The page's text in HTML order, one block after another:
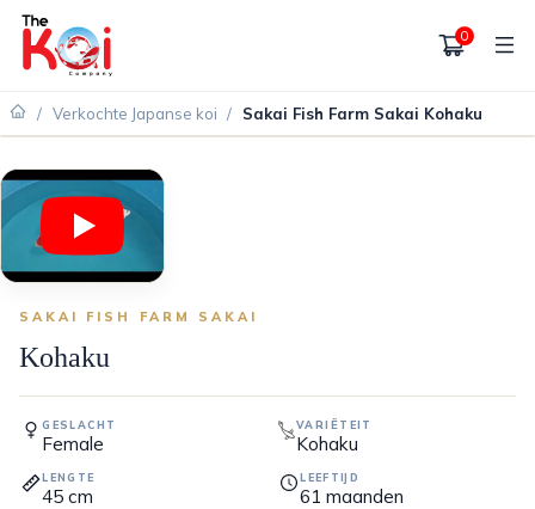
0
/ Verkochte Japanse koi / Sakai Fish Farm Sakai Kohaku
VERKOCHT
SAKAI FISH FARM SAKAI
Kohaku
GESLACHT
Female
VARIËTEIT
Kohaku
LENGTE
45 cm
LEEFTIJD
61 maanden